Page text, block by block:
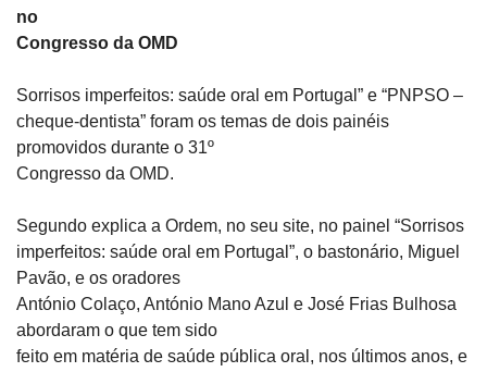
no
Congresso da OMD
Sorrisos imperfeitos: saúde oral em Portugal” e “PNPSO –
cheque-dentista” foram os temas de dois painéis
promovidos durante o 31º
Congresso da OMD.
Segundo explica a Ordem, no seu site, no painel “Sorrisos
imperfeitos: saúde oral em Portugal”, o bastonário, Miguel
Pavão, e os oradores
António Colaço, António Mano Azul e José Frias Bulhosa
abordaram o que tem sido
feito em matéria de saúde pública oral, nos últimos anos, e